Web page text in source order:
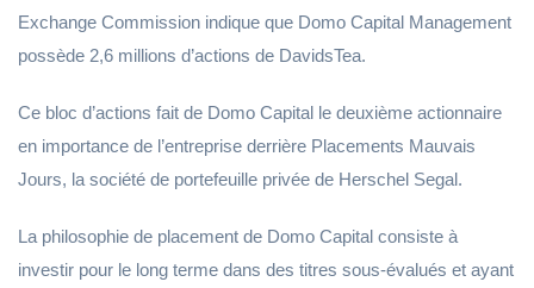
Exchange Commission indique que Domo Capital Management
possède 2,6 millions d’actions de DavidsTea.
Ce bloc d’actions fait de Domo Capital le deuxième actionnaire
en importance de l’entreprise derrière Placements Mauvais
Jours, la société de portefeuille privée de Herschel Segal.
La philosophie de placement de Domo Capital consiste à
investir pour le long terme dans des titres sous-évalués et ayant